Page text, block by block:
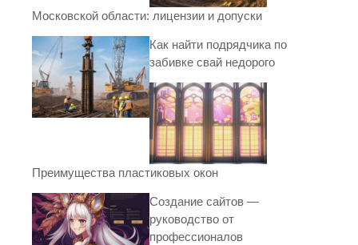
Московской области: лицензии и допуски
Как найти подрядчика по
забивке свай недорого
Преимущества пластиковых окон
Создание сайтов —
руководство от
профессионалов